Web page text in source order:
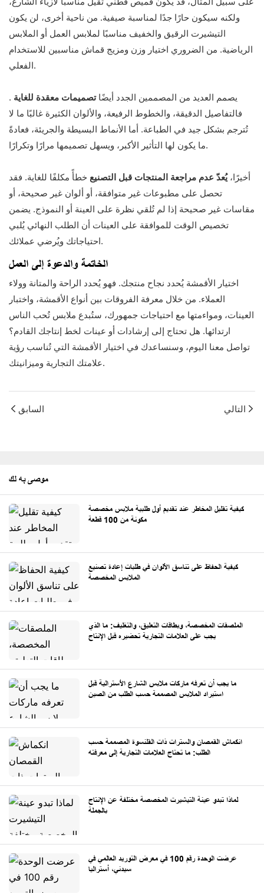
ولكنه سيكون حارًا جدًا لمناسبة صيفية. من ناحية أخرى، لن يكون
التيشيرت الرقيق والخفيف مناسبًا لملابس العمل أو الملابس
الرياضية. من الضروري اختيار وزن ومزيج قماش مناسبين للاستخدام
الفعلي.
يصمم العديد من المصممين الجدد أيضًاتصميمات معقدة للغاية .
فالتفاصيل الدقيقة، والخطوط الرفيعة، والألوان الكثيرة غالبًا ما لا
تُترجم بشكل جيد في الطباعة. أما الأنماط البسيطة والجريئة، فعادةً
ما يكون لها التأثير الأكبر، ويسهل تصميمها مرارًا وتكرارًا.
أخيرًا،يُعدّ عدم مراجعة المنتجات قبل التصنيع خطأً مكلفًا للغاية. فقد
تحصل على مطبوعات غير متوافقة، أو ألوان غير صحيحة، أو
مقاسات غير صحيحة إذا لم تُلقي نظرة على العينة أو النموذج. يضمن
تخصيص الوقت للموافقة على العينات أن الطلب النهائي يُلبي
احتياجاتك ويُرضي عملائك.
الخاتمة والدعوة إلى العمل
اختيار الأقمشة يُحدد نجاح منتجك. فهو يُحدد الراحة والمتانة وولاء
العملاء. من خلال معرفة الفروقات بين أنواع الأقمشة، واختبار
العينات، ومواءمتها مع احتياجات جمهورك، ستُبدع ملابس تُحب الناس
ارتدائها. هل تحتاج إلى إرشادات أو عينات لخط إنتاجك القادم؟
تواصل معنا اليوم، وسنساعدك في اختيار الأقمشة التي تُناسب رؤية
علامتك التجارية وميزانيتك.
السابق التالي
موصى به لك
كيفية تقليل المخاطر عند تقديم أول طلبية ملابس مخصصة
مكونة من 100 قطعة
كيفية الحفاظ على تناسق الألوان في طلبات إعادة تصنيع
الملابس المخصصة
الملصقات المخصصة، وبطاقات التعليق، والتغليف: ما الذي
يجب على العلامات التجارية تحضيره قبل الإنتاج
ما يجب أن تعرفه ماركات ملابس الشارع الأسترالية قبل
استيراد الملابس المصممة حسب الطلب من الصين
انكماش القمصان والسترات ذات القلنسوة المصممة حسب
الطلب: ما تحتاج العلامات التجارية إلى معرفته
لماذا تبدو عينة التيشيرت المخصصة مختلفة عن الإنتاج
بالجملة
عرضت الوحدة رقم 100 في معرض التوريد العالمي في
سيدني، أستراليا